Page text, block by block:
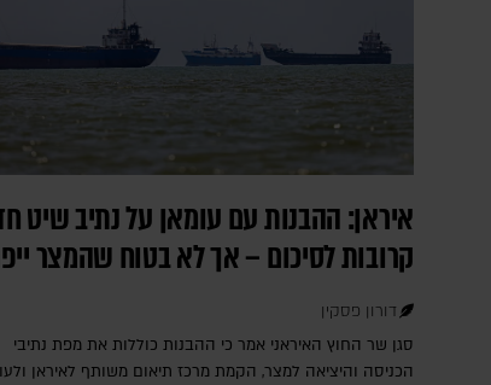
איראן: ההבנות עם עומאן על נתיב שיט
קרובות לסיכום – אך לא בטוח שהמצר
דורון פסקין
סגן שר החוץ האיראני אמר כי ההבנות כוללות את מפת נתיבי
הכניסה והיציאה למצר, הקמת מרכז תיאום משותף לאיראן